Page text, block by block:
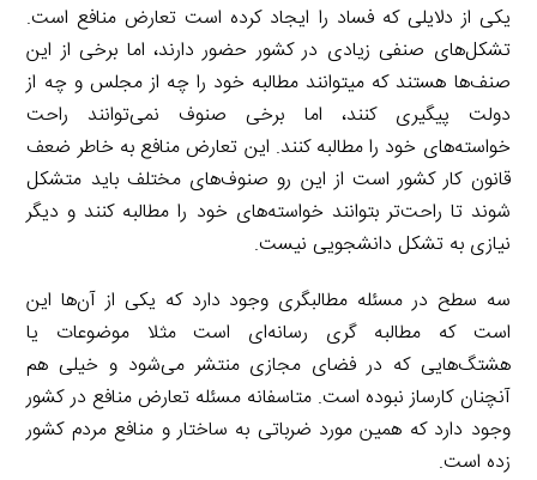
یکی از دلایلی که فساد را ایجاد کرده است تعارض منافع است.
تشکل‌های صنفی زیادی در کشور حضور دارند، اما برخی از این
صنف‌ها هستند که میتوانند مطالبه خود را چه از مجلس و چه از
دولت پیگیری کنند، اما برخی صنوف نمی‌توانند راحت
خواسته‌های خود را مطالبه کنند. این تعارض منافع به خاطر ضعف
قانون کار کشور است از این رو صنوف‌های مختلف باید متشکل
شوند تا راحت‌تر بتوانند خواسته‌های خود را مطالبه کنند و دیگر
نیازی به تشکل دانشجویی نیست.
سه سطح در مسئله مطالبگری وجود دارد که یکی از آن‌ها این
است که مطالبه گری رسانه‌ای است مثلا موضوعات یا
هشتگ‌هایی که در فضای مجازی منتشر می‌شود و خیلی هم
آنچنان کارساز نبوده است. متاسفانه مسئله تعارض منافع در کشور
وجود دارد که همین مورد ضرباتی به ساختار و منافع مردم کشور
زده است.